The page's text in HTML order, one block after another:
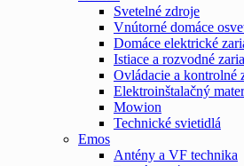
Svetelné zdroje
Vnútorné domáce
Domáce elektrické
Istiace a rozvodné
Ovládacie a kontrolné
Elektroinštalačný
Mowion
Technické svietidlá
Emos
Antény a VF technika